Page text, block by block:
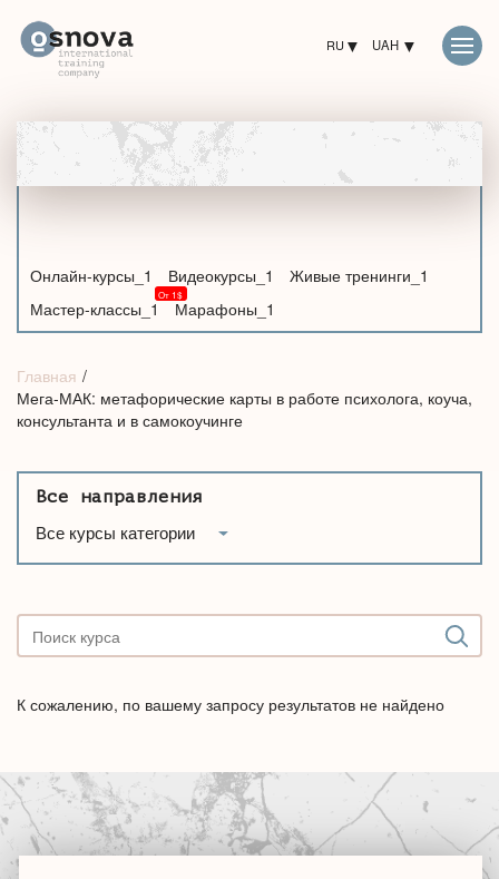
RU UAH
Онлайн-курсы_1 Видеокурсы_1
Живые тренинги_1
Мастер-классы_1
Марафоны_1
Главная
Мега-МАК: метафорические карты в работе психолога, коуча,
консультанта и в самокоучинге
Все направления
Все курсы категории
К сожалению, по вашему запросу результатов не найдено